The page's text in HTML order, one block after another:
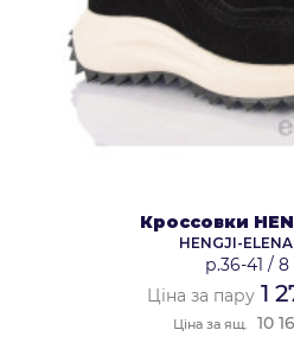
Кроссовки
HENGJI-
р.36-41 / 8
Ціна за пару1
Ціна за ящ. 10